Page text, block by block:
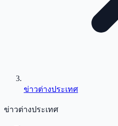
ข่าวต่างประเทศ
ข่าวต่างประเทศ